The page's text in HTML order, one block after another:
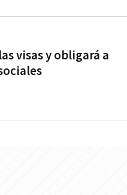
visas y obligará a